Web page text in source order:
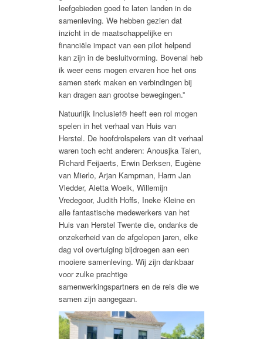
leefgebieden goed te laten landen in de
samenleving. We hebben gezien dat
inzicht in de maatschappelijke en
financiële impact van een pilot helpend
kan zijn in de besluitvorming. Bovenal heb
ik weer eens mogen ervaren hoe het ons
samen sterk maken en verbindingen bij
kan dragen aan grootse bewegingen.”
Natuurlijk Inclusief® heeft een rol mogen
spelen in het verhaal van Huis van
Herstel. De hoofdrolspelers van dit verhaal
waren toch echt anderen: Anousjka Talen,
Richard Feijaerts, Erwin Derksen, Eugène
van Mierlo, Arjan Kampman, Harm Jan
Vledder, Aletta Woelk, Willemijn
Vredegoor, Judith Hoffs, Ineke Kleine en
alle fantastische medewerkers van het
Huis van Herstel Twente die, ondanks de
onzekerheid van de afgelopen jaren, elke
dag vol overtuiging bijdroegen aan een
mooiere samenleving. Wij zijn dankbaar
voor zulke prachtige
samenwerkingspartners en de reis die we
samen zijn aangegaan.